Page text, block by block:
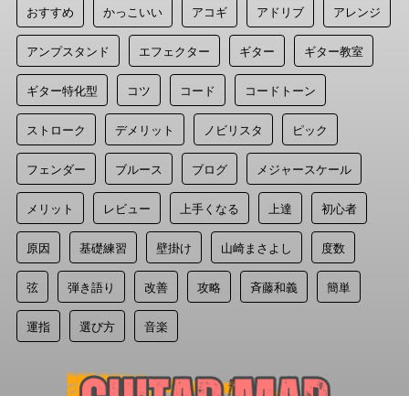
おすすめ かっこいい アコギ アドリブ アレンジ
アンプスタンド エフェクター ギター ギター教室
ギター特化型 コツ コード コードトーン
ストローク デメリット ノビリスタ ピック
フェンダー ブルース ブログ メジャースケール
メリット レビュー 上手くなる 上達 初心者
原因 基礎練習 壁掛け 山崎まさよし 度数
弦 弾き語り 改善 攻略 斉藤和義 簡単
運指 選び方 音楽